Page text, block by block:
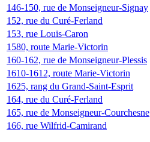
146-150, rue de Monseigneur-Signay
152, rue du Curé-Ferland
153, rue Louis-Caron
1580, route Marie-Victorin
160-162, rue de Monseigneur-Plessis
1610-1612, route Marie-Victorin
1625, rang du Grand-Saint-Esprit
164, rue du Curé-Ferland
165, rue de Monseigneur-Courchesne
166, rue Wilfrid-Camirand